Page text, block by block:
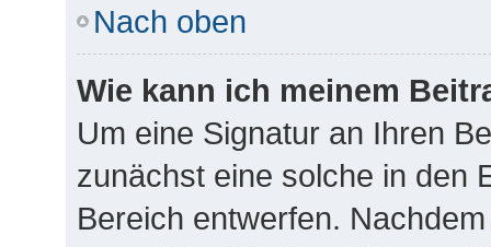
Nach oben
Wie kann ich meinem
Um eine Signatur an Ihren
zunächst eine solche in den
Bereich entwerfen.